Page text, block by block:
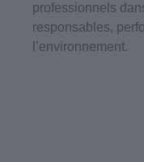
professionnels
responsables,
l’environnement.